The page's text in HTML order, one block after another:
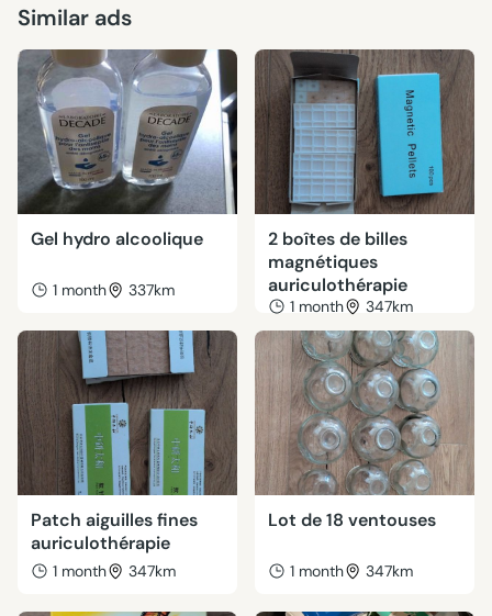
Similar ads
Gel hydro alcoolique
1 month 337km
2 boîtes de billes
magnétiques
auriculothérapie
1 month 347km
Patch aiguilles fines
auriculothérapie
1 month 347km
Lot de 18 ventouses
1 month 347km